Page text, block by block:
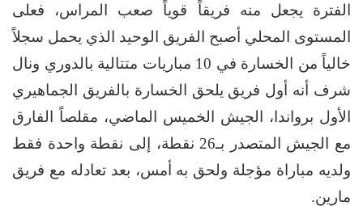
الفترة يجعل منه فريقاً قوياً صعب المراس، فعلى
المستوى المحلي أصبح الفريق الوحيد الذي يحمل سجلاً
خالياً من الخسارة في 10 مباريات متتالية بالدوري ونال
شرف أنه أول فريق يلحق الخسارة بالفريق الجماهيري
الأول برواندا، الجيش الخميس الماضي، مقلصاً الفارق
مع الجيش المتصدر بـ26 نقطة، إلى نقطة واحدة فقط
ولديه مباراة مؤجلة ولحق به أمس، بعد تعادله مع فريق
مارين.